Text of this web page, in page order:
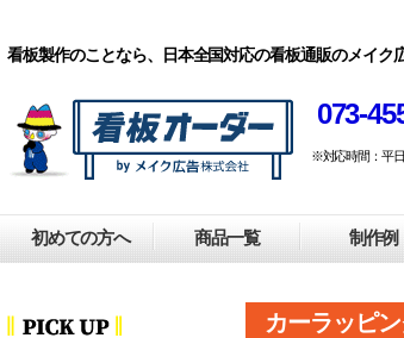
看板製作のことなら、日本全国対応の看板通販のメイク
073-
※対応時間：平
初めての方へ 商品一覧 制作例
カーラッピ